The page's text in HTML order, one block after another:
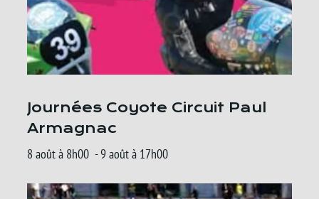
Journées Coyote Circuit Paul
Armagnac
8 août à 8h00 -9 août à 17h00